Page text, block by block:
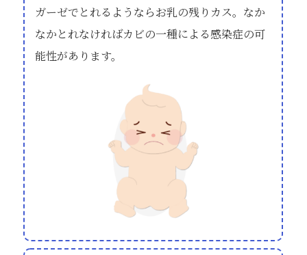
ガーゼでとれるようならお乳の残りカス。なか
なかとれなければカビの一種による感染症の可
能性があります。